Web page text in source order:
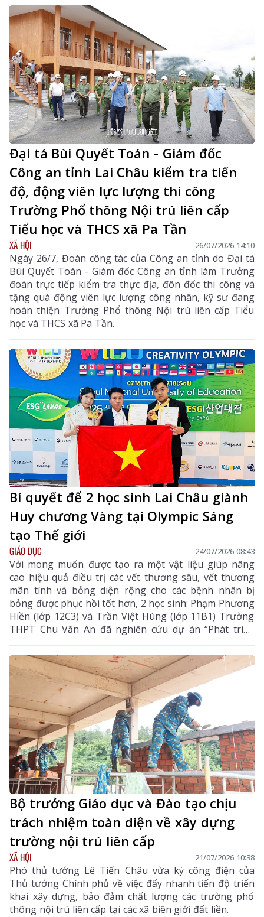
Đại tá Bùi Quyết Toán - Giám đốc
Công an tỉnh Lai Châu kiểm tra tiến
độ, động viên lực lượng thi công
Trường Phổ thông Nội trú liên cấp
Tiểu học và THCS xã Pa Tần
XÃ HỘI 26/07/2026 14:10
Ngày 26/7, Đoàn công tác của Công an tỉnh do Đại tá
Bùi Quyết Toán - Giám đốc Công an tỉnh làm Trưởng
đoàn trực tiếp kiểm tra thực địa, đôn đốc thi công và
tặng quà động viên lực lượng công nhân, kỹ sư đang
hoàn thiện Trường Phổ thông Nội trú liên cấp Tiểu
học và THCS xã Pa Tần.
Bí quyết để 2 học sinh Lai Châu giành
Huy chương Vàng tại Olympic Sáng
tạo Thế giới
GIÁO DỤC 24/07/2026 08:43
Với mong muốn được tạo ra một vật liệu giúp nâng
cao hiệu quả điều trị các vết thương sâu, vết thương
mãn tính và bỏng diện rộng cho các bệnh nhân bị
bỏng được phục hồi tốt hơn, 2 học sinh: Phạm Phương
Hiền (lớp 12C3) và Trần Việt Hùng (lớp 11B1) Trường
THPT Chu Văn An đã nghiên cứu dự án “Phát triển
công nghệ làm liền vết thương thông minh bằng
màng hydrogel kết hợp với berberine và exosome từ
tế bào gốc trung mô dây rốn”. Dự án không chỉ chinh
phục Ban Giám khảo Cuộc thi Olympic Phát minh và
Sáng tạo Thế giới (WICO) 2026 tại Seoul (Hàn Quốc) để
giành Huy chương Vàng, mà còn đánh dấu lần đầu
tiên học sinh Lai Châu đạt thành tích cao nhất ở một
sân chơi khoa học - sáng tạo mang tầm quốc tế.
Bộ trưởng Giáo dục và Đào tạo chịu
trách nhiệm toàn diện về xây dựng
trường nội trú liên cấp
XÃ HỘI 21/07/2026 10:38
Phó thủ tướng Lê Tiến Châu vừa ký công điện của
Thủ tướng Chính phủ về việc đẩy nhanh tiến độ triển
khai xây dựng, bảo đảm chất lượng các trường phổ
thông nội trú liên cấp tại các xã biên giới đất liền.